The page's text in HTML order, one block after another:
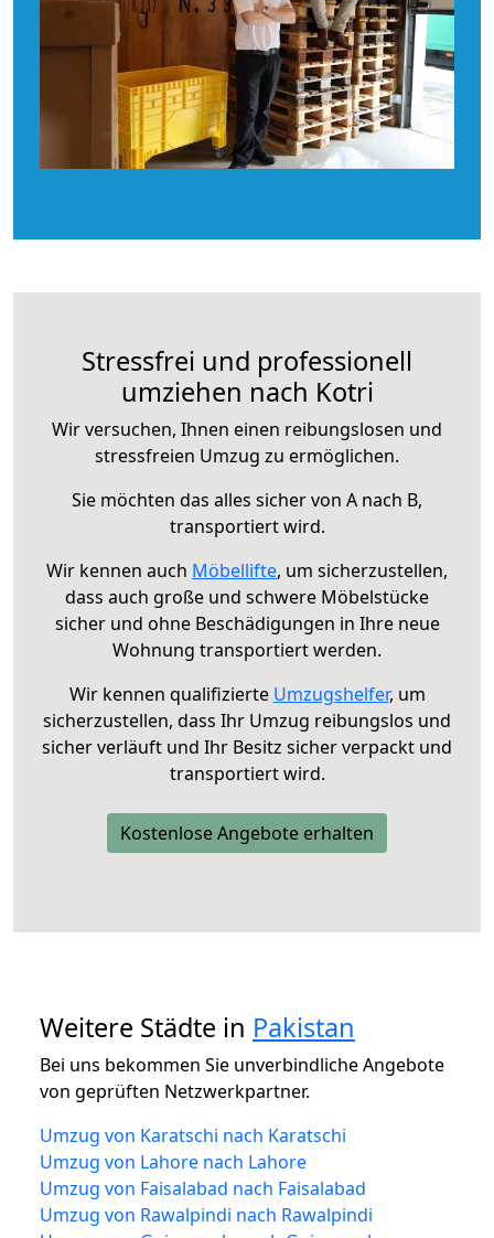
Stressfrei und professionell
umziehen nach Kotri
Wir versuchen, Ihnen einen reibungslosen und
stressfreien Umzug zu ermöglichen.
Sie möchten das alles sicher von A nach B,
transportiert wird.
Wir kennen auch Möbellifte, um sicherzustellen,
dass auch große und schwere Möbelstücke
sicher und ohne Beschädigungen in Ihre neue
Wohnung transportiert werden.
Wir kennen qualifizierte Umzugshelfer, um
sicherzustellen, dass Ihr Umzug reibungslos und
sicher verläuft und Ihr Besitz sicher verpackt und
transportiert wird.
Kostenlose Angebote erhalten
Weitere Städte in Pakistan
Bei uns bekommen Sie unverbindliche Angebote
von geprüften Netzwerkpartner.
Umzug von Karatschi nach Karatschi
Umzug von Lahore nach Lahore
Umzug von Faisalabad nach Faisalabad
Umzug von Rawalpindi nach Rawalpindi